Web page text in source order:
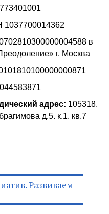
773401001
1037700014362
в
г. Москва
044583871
адрес: 105318,
д.5. к.1. кв.7
Развиваем